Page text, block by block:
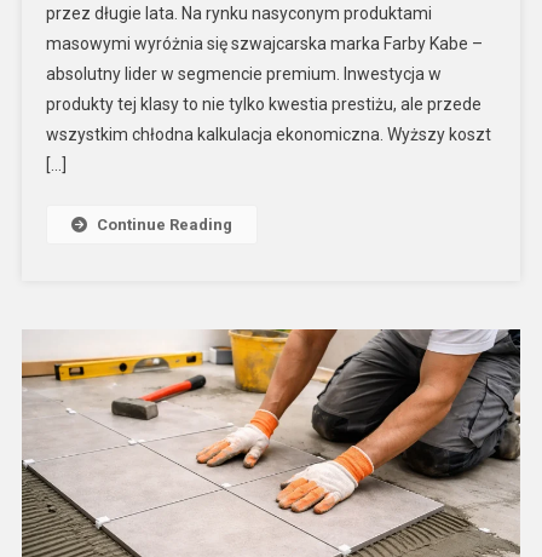
przez długie lata. Na rynku nasyconym produktami
masowymi wyróżnia się szwajcarska marka Farby Kabe –
absolutny lider w segmencie premium. Inwestycja w
produkty tej klasy to nie tylko kwestia prestiżu, ale przede
wszystkim chłodna kalkulacja ekonomiczna. Wyższy koszt
[…]
Continue Reading